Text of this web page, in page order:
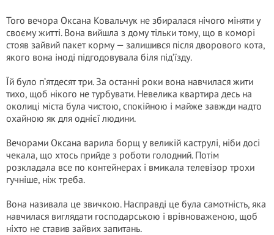
Того вечора Оксана Ковальчук не збиралася нічого міняти у
своєму житті. Вона вийшла з дому тільки тому, що в коморі
стояв зайвий пакет корму — залишився після дворового кота,
якого вона іноді підгодовувала біля під’їзду.
Їй було п’ятдесят три. За останні роки вона навчилася жити
тихо, щоб нікого не турбувати. Невелика квартира десь на
околиці міста була чистою, спокійною і майже завжди надто
охайною як для однієї людини.
Вечорами Оксана варила борщ у великій каструлі, ніби досі
чекала, що хтось прийде з роботи голодний. Потім
розкладала все по контейнерах і вмикала телевізор трохи
гучніше, ніж треба.
Вона називала це звичкою. Насправді це була самотність, яка
навчилася виглядати господарською і врівноваженою, щоб
ніхто не ставив зайвих запитань.